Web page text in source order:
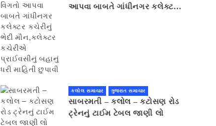
આપવા બાબતે ગાંધીનગર કલેક્ટર
કલોલ સમાચાર ગુજરાત સમાચાર
સાબરમતી – કલોલ – કટોસણ રોડ
ટ્રેનનું ટાઈમ ટેબલ જાણી લો